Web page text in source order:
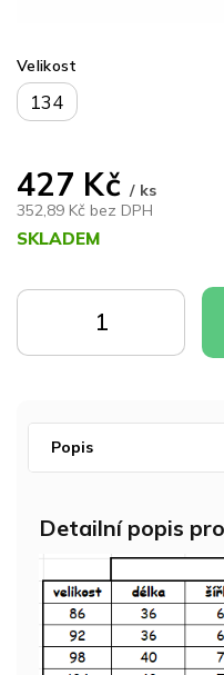
427 Kč/ ks
352,89 Kč bez DPH
SKLADEM
cena:
Velikost
134
KOŠÍKU
KOŠÍKU
Popis
Detailní popis